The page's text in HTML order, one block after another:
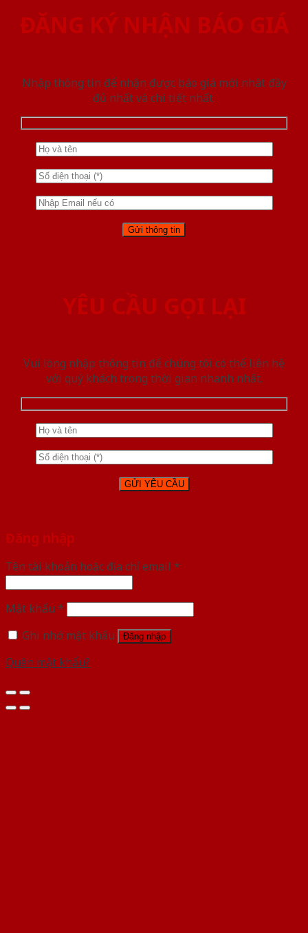
ĐĂNG KÝ NHẬN BÁO GIÁ
Nhập thông tin để nhận được báo giá mới nhât đầy
đủ nhất và chi tiết nhất.
YÊU CẦU GỌI LẠI
Vui lòng nhập thông tin để chúng tôi có thể liên hệ
với quý khách trong thời gian nhanh nhất.
Đăng nhập
Tên tài khoản hoặc địa chỉ email *
Mật khẩu *
Ghi nhớ mật khẩu
Đăng nhập
Quên mật khẩu?